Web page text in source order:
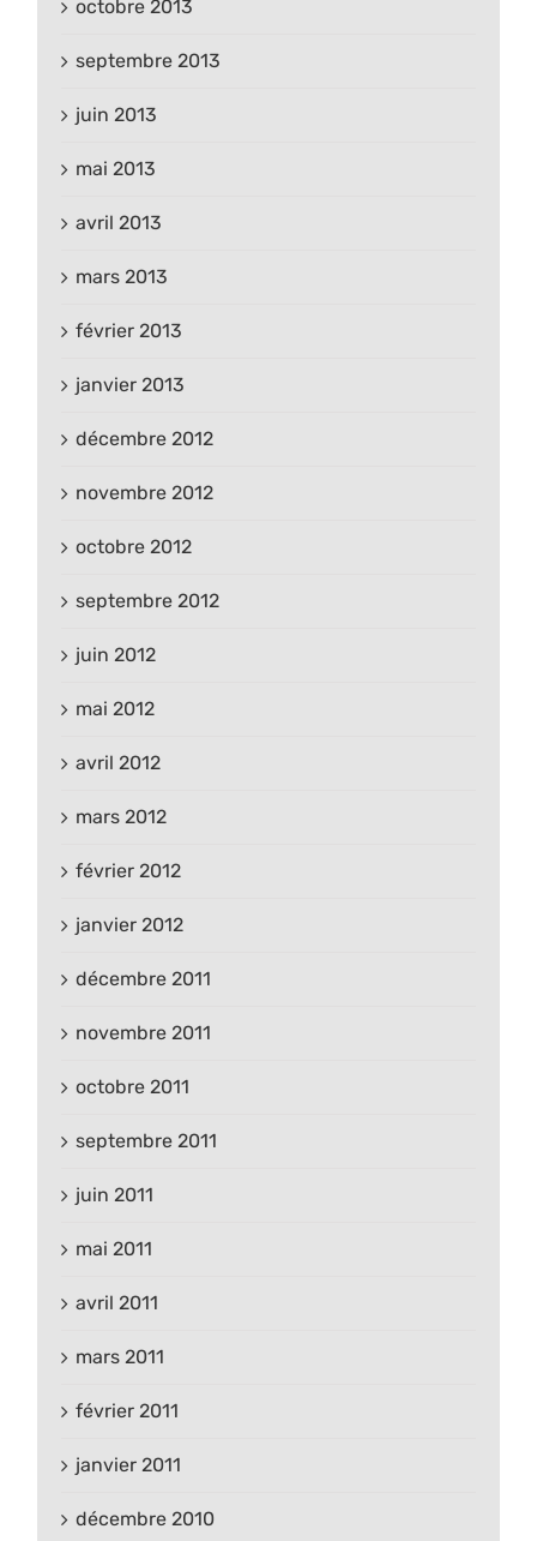
octobre 2013
septembre 2013
juin 2013
mai 2013
avril 2013
mars 2013
février 2013
janvier 2013
décembre 2012
novembre 2012
octobre 2012
septembre 2012
juin 2012
mai 2012
avril 2012
mars 2012
février 2012
janvier 2012
décembre 2011
novembre 2011
octobre 2011
septembre 2011
juin 2011
mai 2011
avril 2011
mars 2011
février 2011
janvier 2011
décembre 2010